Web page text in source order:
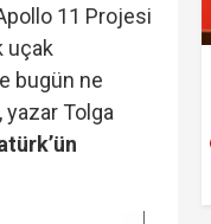
11 Projesi
uçak
bugün ne
yazar Tolga